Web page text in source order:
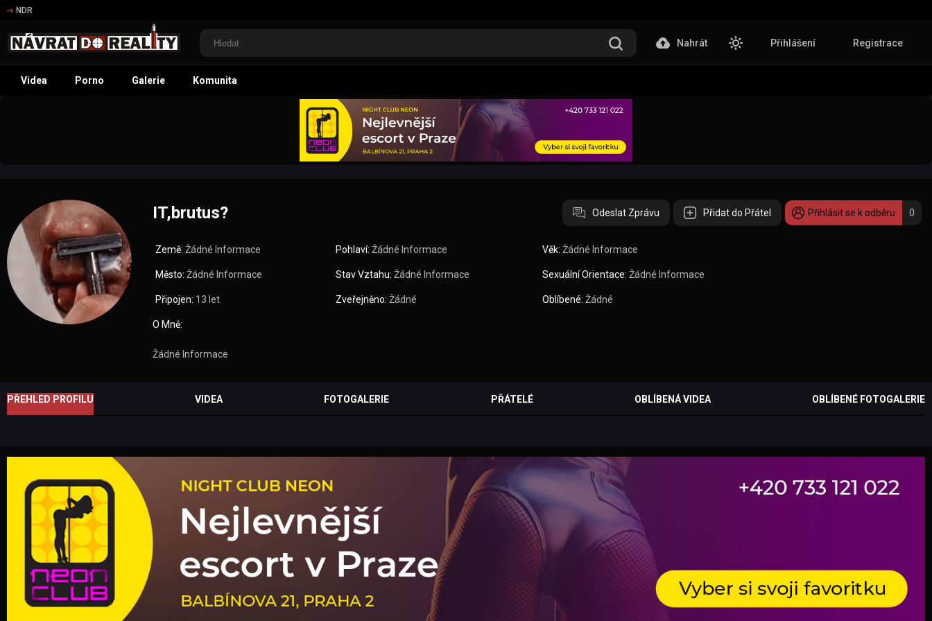
NDR
Nahrát Přihlášení Registrace
Videa Porno Galerie Komunita
IT,brutus? Odeslat Zprávu Přidat do Přátel Přihlásit se k odběru 0
Země: Žádné Informace
Město: Žádné Informace
Připojen: 13 let
Pohlaví: Žádné Informace
Stav Vztahu: Žádné Informace
Zveřejněno: Žádné
Věk: Žádné Informace
Sexuální Orientace: Žádné Informace
Oblíbené: Žádné
O Mně:
Žádné Informace
PŘEHLED PROFILU VIDEA FOTOGALERIE PŘÁTELÉ OBLÍBENÁ VIDEA OBLÍBENÉ FOTOGALERIE